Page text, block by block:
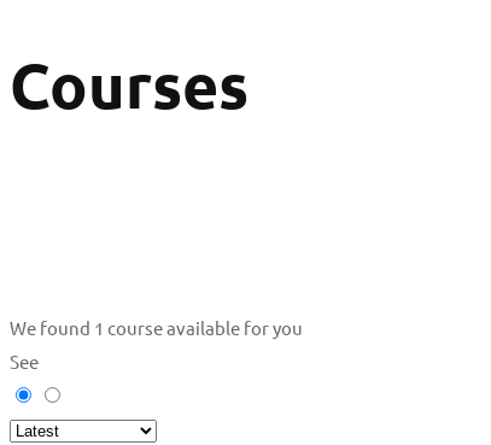
Courses
We found 1 course available for you
See